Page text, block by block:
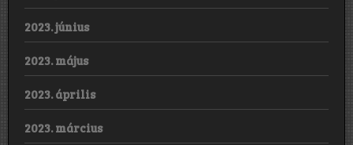
2023. június
2023. május
2023. április
2023. március